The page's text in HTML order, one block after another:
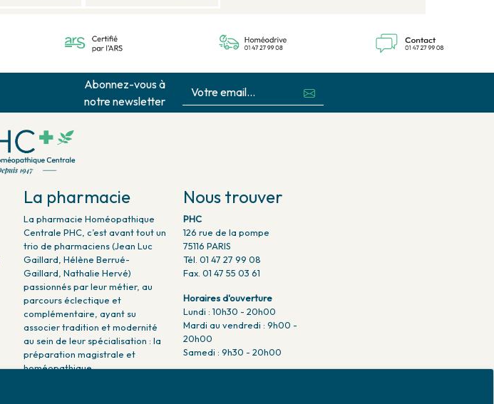
Abonnez-vous à
notre newsletter
La pharmacie
La pharmacie Homéopathique
Centrale PHC, c’est avant tout un
trio de pharmaciens (Jean Luc
Gaillard, Hélène Berrué-
Gaillard, Nathalie Hervé)
passionnés par leur métier, au
parcours éclectique et
complémentaire, ayant su
associer tradition et modernité
au sein de leur spécialisation : la
préparation magistrale et
homéopathique.
Nous trouver
PHC
126 rue de la pompe
75116 PARIS
Tél. 01 47 27 99 08
Fax. 01 47 55 03 61
Horaires d'ouverture
Lundi : 10h30 - 20h00
Mardi au vendredi : 9h00 -
20h00
Samedi : 9h30 - 20h00